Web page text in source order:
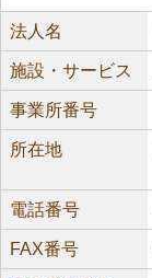
法人名
施設・サービス
事業所番号
所在地
電話番号
FAX番号